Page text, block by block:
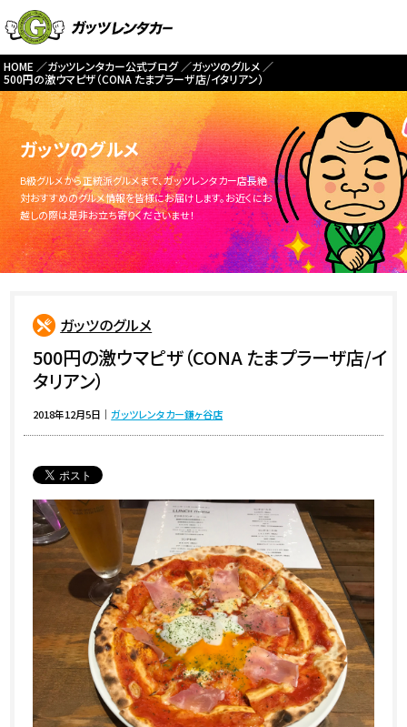
HOME ガッツレンタカー公式ブログ
ガッツのグルメ
500円の激ウマピザ（CONA たまプラーザ店/イタリアン）
ガッツのグルメ
B級グルメから正統派グルメまで、ガッツレンタカー店長絶
対おすすめのグルメ情報を皆様にお届けします。お近くにお
越しの際は是非お立ち寄りくださいませ！
ガッツのグルメ
500円の激ウマピザ（CONA たまプラーザ店/イ
タリアン）
2018年12月5日 ｜ガッツレンタカー鎌ヶ谷店